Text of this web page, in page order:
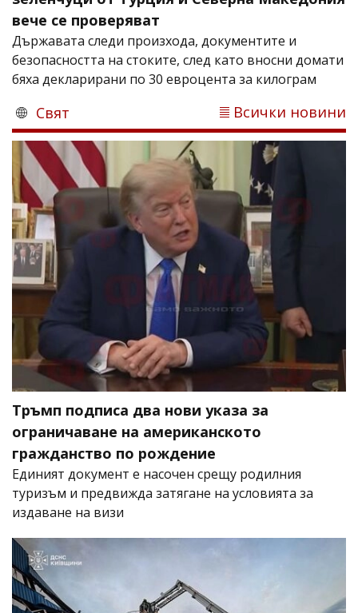
вече се проверяват
Държавата следи произхода, документите и
безопасността на стоките, след като вносни домати
бяха декларирани по 30 евроцента за килограм
Свят Всички новини
Тръмп подписа два нови указа за
ограничаване на американското
гражданство по рождение
Единият документ е насочен срещу родилния
туризъм и предвижда затягане на условията за
издаване на визи